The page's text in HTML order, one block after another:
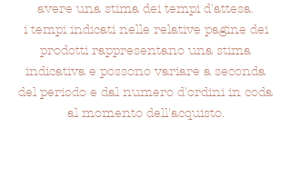
avere una stima dei tempi d'attesa.
i tempi indicati nelle relative pagine dei
prodotti rappresentano una stima
indicativa e possono variare a seconda
del periodo e dal numero d'ordini in coda
al momento dell'acquisto.